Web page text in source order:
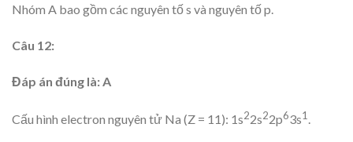
Nhóm A bao gồm các nguyên tố s và nguyên tố p.
Câu 12:
Đáp án đúng là: A
Cấu hình electron nguyên tử Na (Z = 11): 1s22s22p63s1 .